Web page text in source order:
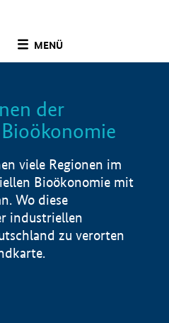
MENÜ
der
viele Regionen im
Bioökonomie mit
Wo diese
industriellen
zu verorten